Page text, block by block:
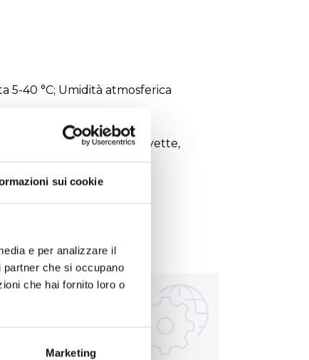
sui cookie
e per analizzare il
che si occupano
che hai fornito loro o
Marketing
5-40 °C; Umidità atmosferica
peso 5,7 kg
supporto per provette,
per capsule.